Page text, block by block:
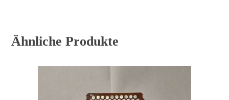
Ähnliche Produkte